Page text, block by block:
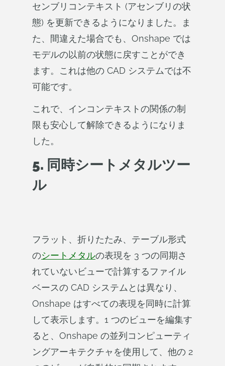
センブリコンテキスト (アセンブリの状
態) を更新できるようになりました。ま
た、間違えた場合でも、Onshape では
モデルの以前の状態に戻すことができ
ます。これは他の CAD システムでは不
可能です。
これで、インコンテキストの関係の制
限も安心して解除できるようになりま
した。
5. 同時シートメタルツー
ル
フラット、折りたたみ、テーブル形式
のシートメタルの表現を 3 つの同期さ
れていないビューで計算するファイル
ベースの CAD システムとは異なり、
Onshape はすべての表現を同時に計算
して表示します。1 つのビューを編集す
ると、Onshape の並列コンピューティ
ングアーキテクチャを使用して、他の 2